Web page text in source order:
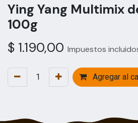
Ying Yang Multimix
100g
$ 1.190,00 Impuestos
Agregar al